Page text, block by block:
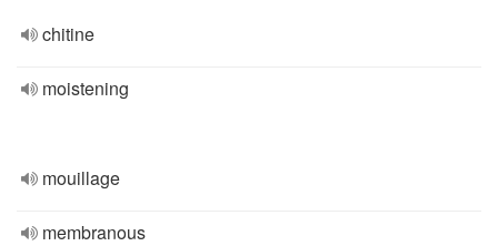
chitine
moistening
mouillage
membranous